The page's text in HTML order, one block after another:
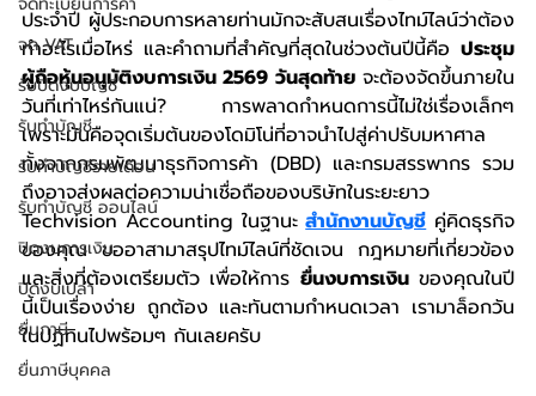
จด VAT
รับปิดงบบัญชี
รับทำบัญชี
รับทำบัญชีรายเดือน
รับทำบัญชี ออนไลน์
ปิดงบการเงิน
ปิดงบเปล่า
ยื่นภาษี
ยื่นภาษีบุคคล
ประจำปี ผู้ประกอบการหลายท่านมักจะสับสนเรื่องไทม์ไลน์ว่าต้อง
ทำอะไรเมื่อไหร่ และคำถามที่สำคัญที่สุดในช่วงต้นปีนี้คือ ประชุม
ผู้ถือหุ้นอนุมัติงบการเงิน 2569 วันสุดท้าย จะต้องจัดขึ้นภายใน
วันที่เท่าไหร่กันแน่? การพลาดกำหนดการนี้ไม่ใช่เรื่องเล็กๆ
เพราะมันคือจุดเริ่มต้นของโดมิโน่ที่อาจนำไปสู่ค่าปรับมหาศาล
ทั้งจากกรมพัฒนาธุรกิจการค้า (DBD) และกรมสรรพากร รวม
ถึงอาจส่งผลต่อความน่าเชื่อถือของบริษัทในระยะยาว
Techvision Accounting ในฐานะ สำนักงานบัญชี คู่คิดธุรกิจ
ของคุณ ขออาสามาสรุปไทม์ไลน์ที่ชัดเจน กฎหมายที่เกี่ยวข้อง
และสิ่งที่ต้องเตรียมตัว เพื่อให้การ ยื่นงบการเงิน ของคุณในปี
นี้เป็นเรื่องง่าย ถูกต้อง และทันตามกำหนดเวลา เรามาล็อกวัน
ในปฏิทินไปพร้อมๆ กันเลยครับ